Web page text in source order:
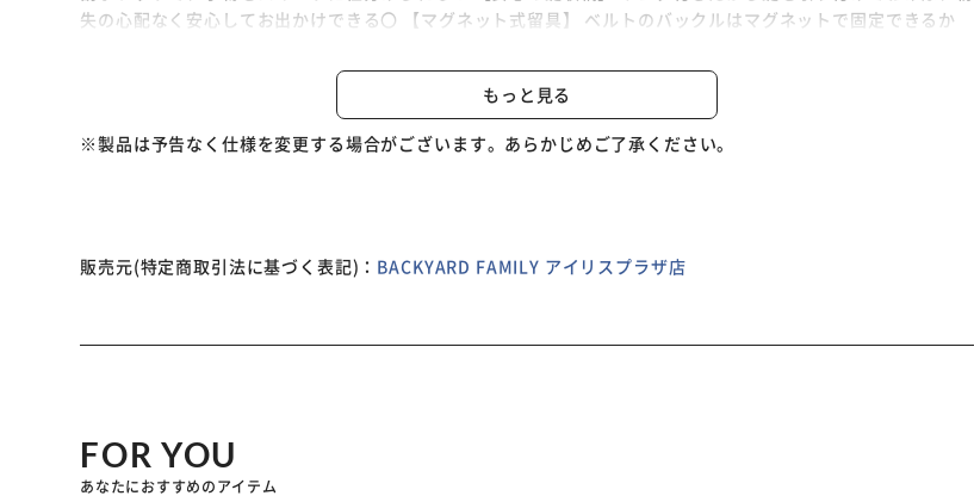
失の心配なく安心してお出かけできる〇 【マグネット式留具】 ベルトのバックルはマグネットで固定できるか
もっと見る
※製品は予告なく仕様を変更する場合がございます。あらかじめご了承ください。
販売元(特定商取引法に基づく表記)： BACKYARD FAMILY アイリスプラザ店
FOR YOU
あなたにおすすめのアイテム
※ご確認ください
カートに入れる